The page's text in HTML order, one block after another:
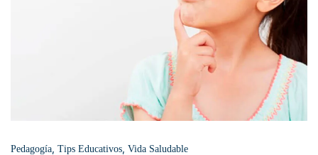
Pedagogía Tips Educativos Vida Saludable